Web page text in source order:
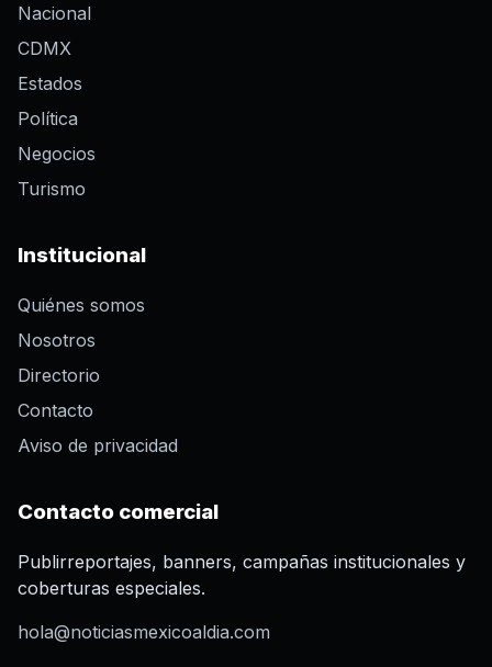
Nacional
CDMX
Estados
Política
Negocios
Turismo
Institucional
Quiénes somos
Nosotros
Directorio
Contacto
Aviso de privacidad
Contacto comercial
Publirreportajes, banners, campañas institucionales y
coberturas especiales.
hola@noticiasmexicoaldia.com